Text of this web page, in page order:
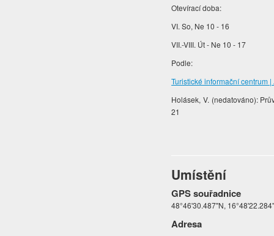
Otevírací doba:
VI. So, Ne 10 - 16
VII.-VIII. Út - Ne 10 - 17
Podle:
Turistické informační centrum
Holásek, V. (nedatováno):
21
Umístění
GPS souřadnice
48°46'30.487"N,
Adresa